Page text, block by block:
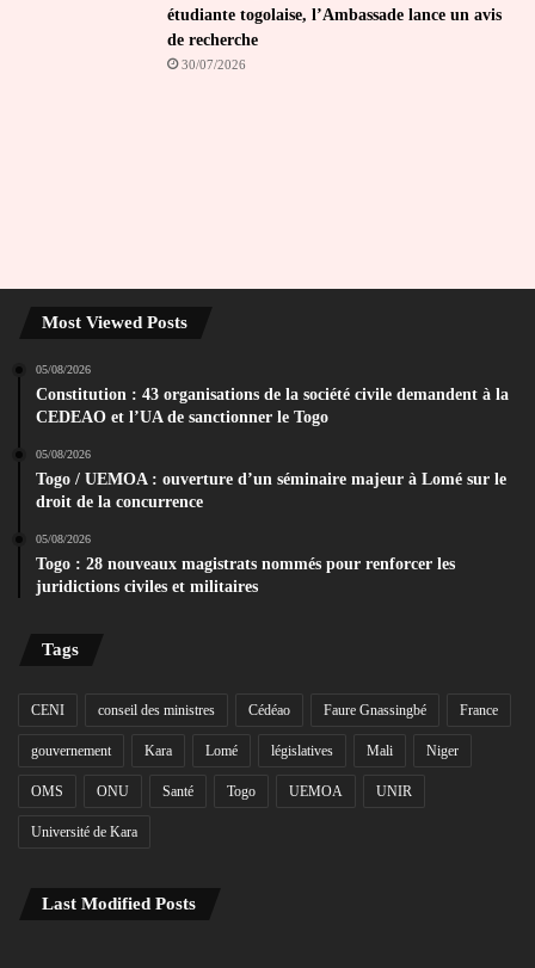
étudiante togolaise, l’Ambassade lance un avis
de recherche
30/07/2026
Most Viewed Posts
05/08/2026
Constitution : 43 organisations de la société civile demandent à la
CEDEAO et l’UA de sanctionner le Togo
05/08/2026
Togo / UEMOA : ouverture d’un séminaire majeur à Lomé sur le
droit de la concurrence
05/08/2026
Togo : 28 nouveaux magistrats nommés pour renforcer les
juridictions civiles et militaires
Tags
CENI conseil des ministres Cédéao Faure Gnassingbé France
gouvernement Kara Lomé législatives Mali Niger
OMS ONU Santé Togo UEMOA UNIR
Université de Kara
Last Modified Posts